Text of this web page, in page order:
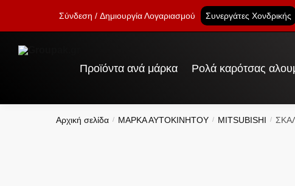
Σύνδεση Δημιουργία Λογαριασμού Συνεργάτες Χονδρικής
Προϊόντα ανά μάρκα Ρολά καρότσας
Αρχική σελίδα / ΜΑΡΚΑ ΑΥΤΟΚΙΝΗΤΟΥ / MITSUBISHI /